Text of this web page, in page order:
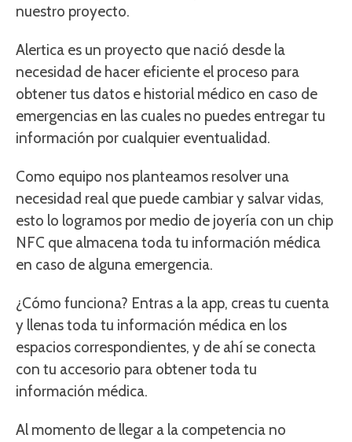
nuestro proyecto.
Alertica es un proyecto que nació desde la
necesidad de hacer eficiente el proceso para
obtener tus datos e historial médico en caso de
emergencias en las cuales no puedes entregar tu
información por cualquier eventualidad.
Como equipo nos planteamos resolver una
necesidad real que puede cambiar y salvar vidas,
esto lo logramos por medio de joyería con un chip
NFC que almacena toda tu información médica
en caso de alguna emergencia.
¿Cómo funciona? Entras a la app, creas tu cuenta
y llenas toda tu información médica en los
espacios correspondientes, y de ahí se conecta
con tu accesorio para obtener toda tu
información médica.
Al momento de llegar a la competencia no